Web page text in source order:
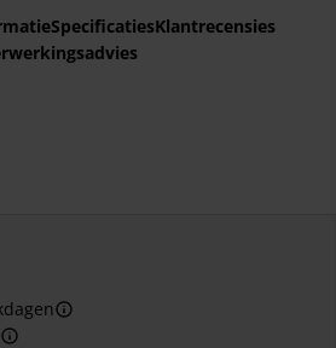
SpecificatiesKlantrecensies